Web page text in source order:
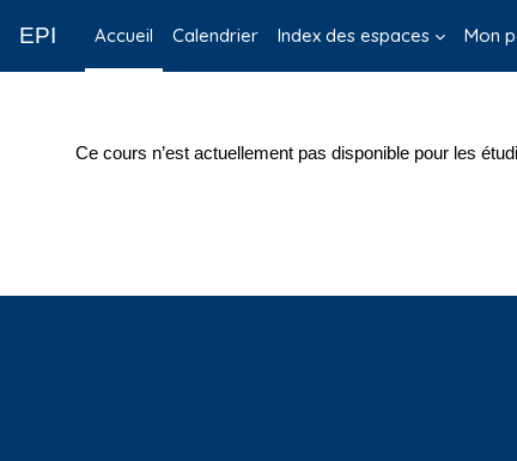
EPI Accueil Calendrier Index des espaces Mon
Ce cours n’est actuellement pas disponible pour les